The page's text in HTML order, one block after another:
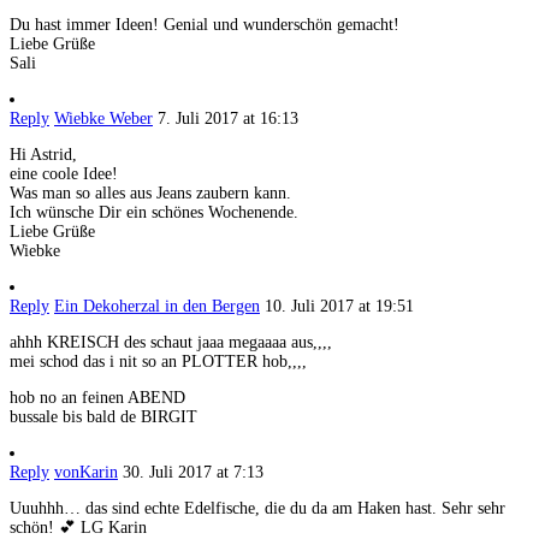
Du hast immer Ideen! Genial und wunderschön gemacht!
Liebe Grüße
Sali
Reply Wiebke Weber 7. Juli 2017 at 16:13
Hi Astrid,
eine coole Idee!
Was man so alles aus Jeans zaubern kann.
Ich wünsche Dir ein schönes Wochenende.
Liebe Grüße
Wiebke
Reply Ein Dekoherzal in den Bergen 10. Juli 2017 at 19:51
ahhh KREISCH des schaut jaaa megaaaa aus,,,,
mei schod das i nit so an PLOTTER hob,,,,
hob no an feinen ABEND
bussale bis bald de BIRGIT
Reply vonKarin 30. Juli 2017 at 7:13
Uuuhhh… das sind echte Edelfische, die du da am Haken hast. Sehr sehr
schön! 💕 LG Karin